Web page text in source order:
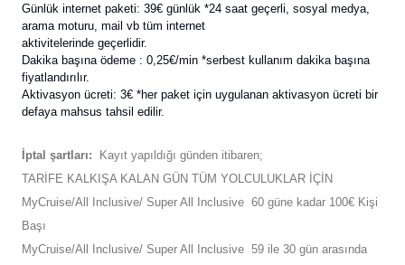
Günlük internet paketi: 39€ günlük *24 saat geçerli, sosyal medya,
arama moturu, mail vb tüm internet
aktivitelerinde geçerlidir.
Dakika başına ödeme : 0,25€/min *serbest kullanım dakika başına
fiyatlandırılır.
Aktivasyon ücreti: 3€ *her paket için uygulanan aktivasyon ücreti bir
defaya mahsus tahsil edilir.
İptal şartları:
Kayıt yapıldığı günden itibaren;
TARİFE KALKIŞA KALAN GÜN TÜM YOLCULUKLAR İÇİN
MyCruise/All Inclusive/ Super All Inclusive 60 güne kadar 100€ Kişi
Başı
MyCruise/All Inclusive/ Super All Inclusive 59 ile 30 gün arasında